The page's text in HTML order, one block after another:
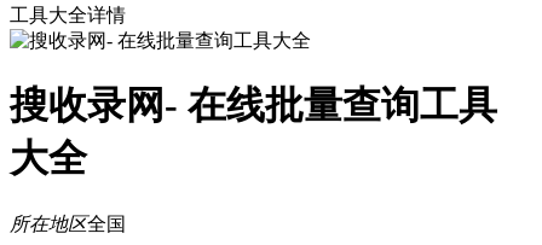
工具大全详情
搜收录网- 在线批量查询工具
大全
所在地区全国